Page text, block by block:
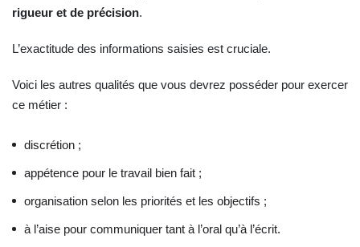
rigueur et de précision.
L’exactitude des informations saisies est cruciale.
Voici les autres qualités que vous devrez posséder pour exercer
ce métier :
discrétion ;
appétence pour le travail bien fait ;
organisation selon les priorités et les objectifs ;
à l’aise pour communiquer tant à l’oral qu’à l’écrit.